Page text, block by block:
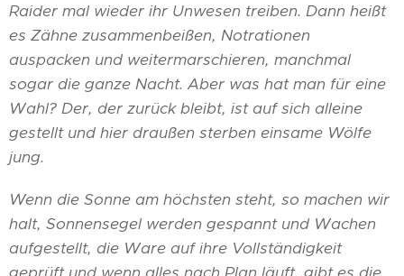
Raider mal wieder ihr Unwesen treiben. Dann heißt
es Zähne zusammenbeißen, Notrationen
auspacken und weitermarschieren, manchmal
sogar die ganze Nacht. Aber was hat man für eine
Wahl? Der, der zurück bleibt, ist auf sich alleine
gestellt und hier draußen sterben einsame Wölfe
jung.
Wenn die Sonne am höchsten steht, so machen wir
halt, Sonnensegel werden gespannt und Wachen
aufgestellt, die Ware auf ihre Vollständigkeit